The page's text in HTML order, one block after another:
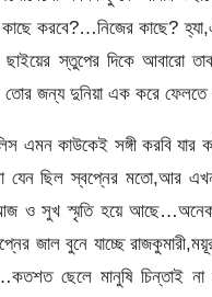
করবে?…নিজের কাছে?
স্তুপের দিকে আবারো
জন্য দুনিয়া এক করে ফেলতে
কাউকেই সঙ্গী করবি যার
ছিল স্বপ্নের মতো,আর
সুখ স্মৃতি হয়ে আছে…অনেক
জাল বুনে যাচ্ছে
ছেলে মানুষি চিন্তাই